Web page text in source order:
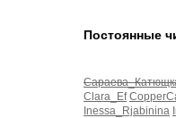
Постоянные
Clara_Ef
Inessa_Rjabinina